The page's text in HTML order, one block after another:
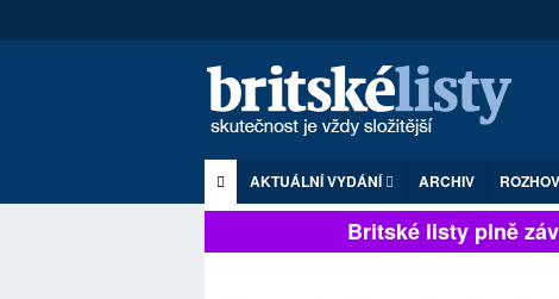
AKTUÁLNÍ VYDÁNÍ ARCHIV
Britské listy plně